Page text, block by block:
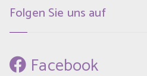
Folgen Sie uns auf
Facebook